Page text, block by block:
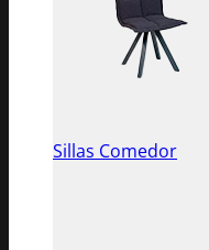
Sillas Comedor